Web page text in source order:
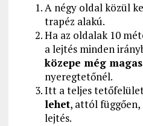
A négy oldal közül
trapéz alakú.
Ha az oldalak 10
a lejtés minden
közepe még
nyeregtetőnél.
Itt a teljes
lehet, attól függően,
lejtés.